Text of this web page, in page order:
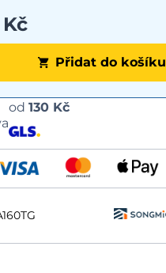
Přidat do košíku
od 130 Kč